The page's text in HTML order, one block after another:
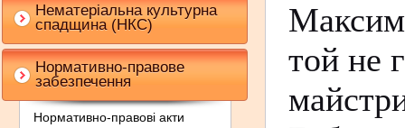
Нематеріальна культурна
спадщина (НКС)
Нормативно-правове
забезпечення
Нормативно-правові акти
той не